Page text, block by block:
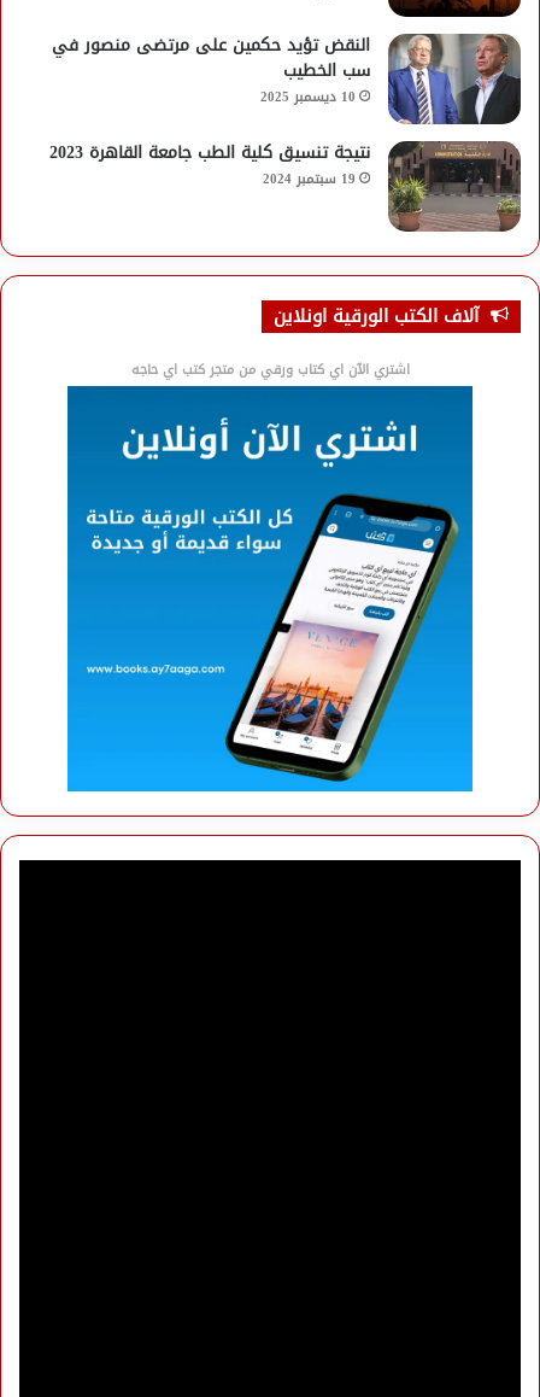
النقض تؤيد حكمين على مرتضى منصور في
سب الخطيب
10 ديسمبر 2025
نتيجة تنسيق كلية الطب جامعة القاهرة 2023
19 سبتمبر 2024
آلاف الكتب الورقية اونلاين
اشتري الآن اي كتاب ورقي من متجر كتب اي حاجه